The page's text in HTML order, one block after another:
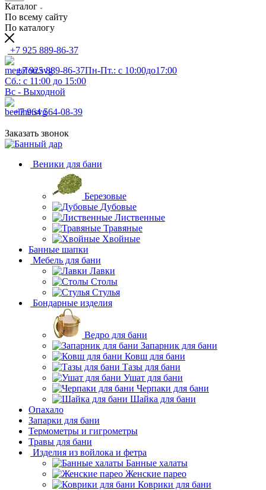
Каталог
По всему сайту
По каталогу
+7 925 889-86-37
+7 925 889-86-37Пн-Пт.: с 10:00до17:00
Сб.: с 11:00 до 15:00
Вс - Выходной
+7 964 564-08-39
Заказать звонок
Веники для бани
Березовые
Дубовые
Лиственные
Травяные
Хвойные
Банные шапки
Мебель для бани
Лавки
Столы
Стулья
Бондарные изделия
Ведро для бани
Запарник для бани
Ковш для бани
Тазы для бани
Ушат для бани
Черпаки для бани
Шайка для бани
Опахало
Запарки для бани
Термометры и гигрометры
Травы для бани
Изделия из войлока и фетра
Банные халаты
Женские парео
Коврики для бани